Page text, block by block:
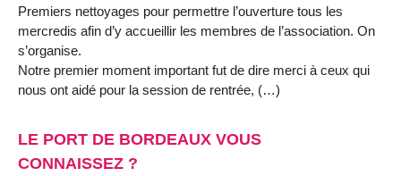
Premiers nettoyages pour permettre l’ouverture tous les
mercredis afin d’y accueillir les membres de l’association. On
s’organise.
Notre premier moment important fut de dire merci à ceux qui
nous ont aidé pour la session de rentrée, (…)
LE PORT DE BORDEAUX VOUS
CONNAISSEZ ?